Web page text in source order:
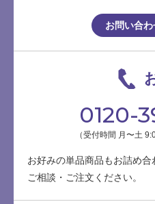
お問い合
0120-
（受付時間 月〜土
お好みの単品商品もお詰め
ご相談・ご注文ください。